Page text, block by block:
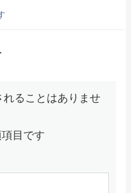
ることはありませ
目です